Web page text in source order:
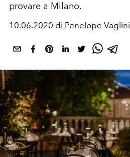
provare a Milano.
10.06.2020 di Penelope Vaglini